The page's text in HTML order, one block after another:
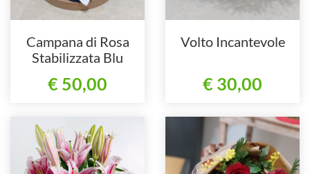
Campana di Rosa
Stabilizzata Blu
€ 50,00
Volto Incantevole
€ 30,00